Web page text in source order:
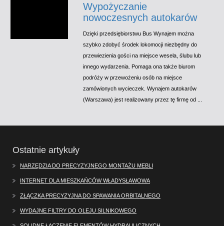
Wypożyczanie
nowoczesnych autokarów
Dzięki przedsiębiorstwu Bus Wynajem można
szybko zdobyć środek lokomocji niezbędny do
przewiezienia gości na miejsce wesela, ślubu lub
innego wydarzenia. Pomaga ona także biurom
podróży w przewożeniu osób na miejsce
zamówionych wycieczek. Wynajem autokarów
(Warszawa) jest realizowany przez tę firmę od ...
Ostatnie artykuły
NARZĘDZIA DO PRECYZYJNEGO MONTAŻU MEBLI
INTERNET DLA MIESZKAŃCÓW WŁADYSŁAWOWA
ZŁĄCZKA PRECYZYJNA DO SPAWANIA ORBITALNEGO
WYDAJNE FILTRY DO OLEJU SILNIKOWEGO